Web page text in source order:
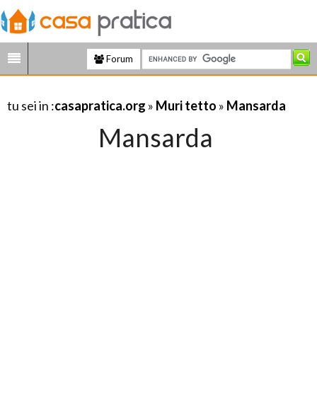
Forum
tu sei in :casapratica.org » Muri tetto » Mansarda
Mansarda